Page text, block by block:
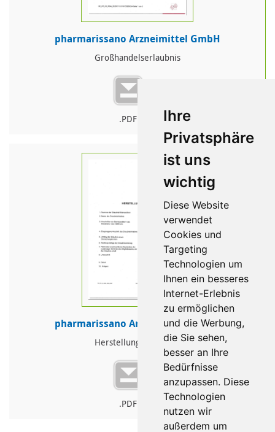
Ihre
Privatsphäre
ist uns
wichtig
Diese Website
verwendet
Cookies und
Targeting
Technologien um
Ihnen ein besseres
Internet-Erlebnis
zu ermöglichen
und die Werbung,
die Sie sehen,
besser an Ihre
Bedürfnisse
anzupassen. Diese
Technologien
nutzen wir
außerdem um
pharmarissano Arzneimittel GmbH
Großhandelserlaubnis
.PDF
pharmarissano Arzneimittel GmbH
Herstellungserlaubnis
.PDF